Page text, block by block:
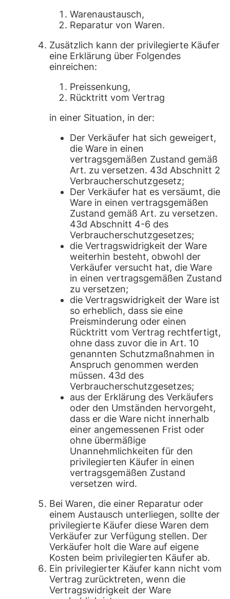
Warenaustausch,
Reparatur von Waren.
Zusätzlich kann der privilegierte Käufer
eine Erklärung über Folgendes
einreichen:
Preissenkung,
Rücktritt vom Vertrag
in einer Situation, in der:
Der Verkäufer hat sich geweigert,
die Ware in einen
vertragsgemäßen Zustand gemäß
Art. zu versetzen. 43d Abschnitt 2
Verbraucherschutzgesetz;
Der Verkäufer hat es versäumt, die
Ware in einen vertragsgemäßen
Zustand gemäß Art. zu versetzen.
43d Abschnitt 4-6 des
Verbraucherschutzgesetzes;
die Vertragswidrigkeit der Ware
weiterhin besteht, obwohl der
Verkäufer versucht hat, die Ware
in einen vertragsgemäßen Zustand
zu versetzen;
die Vertragswidrigkeit der Ware ist
so erheblich, dass sie eine
Preisminderung oder einen
Rücktritt vom Vertrag rechtfertigt,
ohne dass zuvor die in Art. 10
genannten Schutzmaßnahmen in
Anspruch genommen werden
müssen. 43d des
Verbraucherschutzgesetzes;
aus der Erklärung des Verkäufers
oder den Umständen hervorgeht,
dass er die Ware nicht innerhalb
einer angemessenen Frist oder
ohne übermäßige
Unannehmlichkeiten für den
privilegierten Käufer in einen
vertragsgemäßen Zustand
versetzen wird.
Bei Waren, die einer Reparatur oder
einem Austausch unterliegen, sollte der
privilegierte Käufer diese Waren dem
Verkäufer zur Verfügung stellen. Der
Verkäufer holt die Ware auf eigene
Kosten beim privilegierten Käufer ab.
Ein privilegierter Käufer kann nicht vom
Vertrag zurücktreten, wenn die
Vertragswidrigkeit der Ware